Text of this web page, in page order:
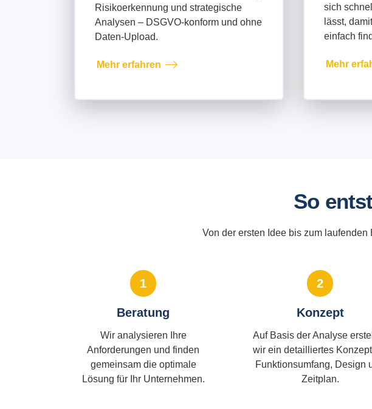
Risikoerkennung und strategische
Analysen – DSGVO-konform und ohne
Daten-Upload.
Mehr erfahren
sich
lässt,
einfach
Mehr
So
Von der ersten Idee bis zum
1
Beratung
Wir analysieren Ihre
Anforderungen und finden
gemeinsam die optimale
Lösung für Ihr Unternehmen.
2
Konzept
Auf Basis der Analyse
wir ein detailliertes
Funktionsumfang, Design
Zeitplan.